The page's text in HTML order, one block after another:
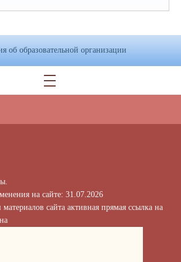
по защите прав потребителей, не
Екатеринбурге, но и в других
полезная информация
консультационных пунктов для
а в «Азбуке потребителя» можно
а также ознакомиться с памятками по
потребительских отношений и
по защите прав потребителей
об образовательной организации
на сайте: 31.07.2026
сайта активная прямая ссылка на